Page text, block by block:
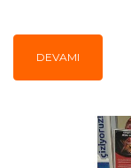
DEVAMI